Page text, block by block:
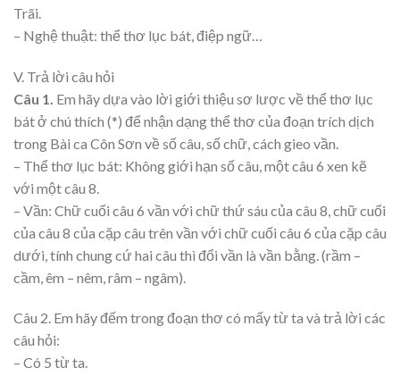
Trãi.
– Nghệ thuật: thể thơ lục bát, điệp ngữ…
V. Trả lời câu hỏi
Câu 1. Em hãy dựa vào lời giới thiệu sơ lược về thể thơ lục
bát ở chú thích (*) để nhận dạng thể thơ của đoạn trích dịch
trong Bài ca Côn Sơn về số câu, số chữ, cách gieo vần.
– Thể thơ lục bát: Không giới hạn số câu, một câu 6 xen kẽ
với một câu 8.
– Vần: Chữ cuối câu 6 vần với chữ thứ sáu của câu 8, chữ cuối
của câu 8 của cặp câu trên vần với chữ cuối câu 6 của cặp câu
dưới, tính chung cứ hai câu thì đổi vần là vần bằng. (rầm –
cầm, êm – nêm, râm – ngâm).
Câu 2. Em hãy đếm trong đoạn thơ có mấy từ ta và trả lời các
câu hỏi:
– Có 5 từ ta.